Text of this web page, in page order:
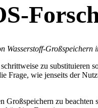
Wasserstoff-Großspeichern
zu substituieren
Frage, wie jenseits der
zu